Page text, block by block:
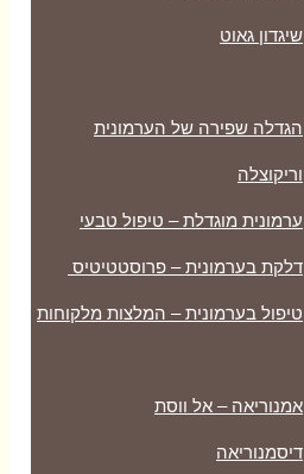
שיגדון גאוט
הגדלה שפירה של הערמונית
וריקוצלה
ערמונית מוגדלת – טיפול טבעי
דלקת בערמונית – פרוסטטיטיס
טיפול בערמונית – המלצות מלקוחות
אמנוריאה – אל ווסת
דיסמנוריאה